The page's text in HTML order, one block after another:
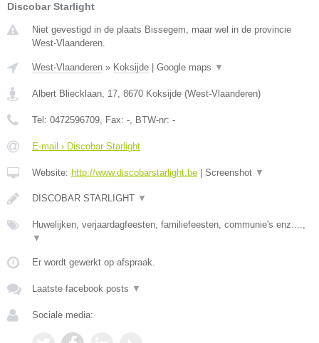
Discobar Starlight
Niet gevestigd in de plaats Bissegem, maar wel in de provincie
West-Vlaanderen.
West-Vlaanderen » Koksijde Google maps ▼
Albert Bliecklaan, 17, 8670 Koksijde (West-Vlaanderen)
Tel: 0472596709, Fax: -, BTW-nr: -
E-mail › Discobar Starlight
Website: http://www.discobarstarlight.be Screenshot ▼
DISCOBAR STARLIGHT ▼
Huwelijken, verjaardagfeesten, familiefeesten, communie's enz....,
▼
Er wordt gewerkt op afspraak.
Laatste facebook posts ▼
Sociale media: